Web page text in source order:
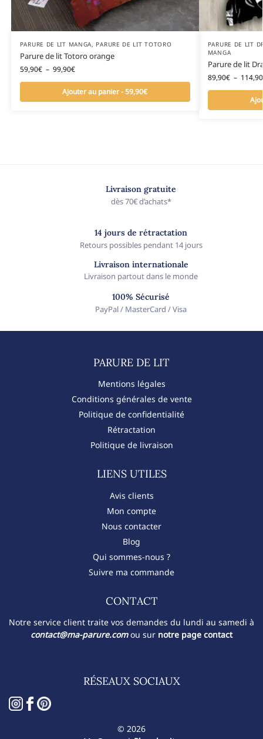
PARURE DE LIT MANGA, PARURE DE LIT TOTORO
Parure de lit Totoro orange
59,90€ – 99,90€
Ajouter au panier - 59,90€
PARURE DE LIT
MANGA
Parure de lit
89,90€ – 114,90
Livraison gratuite
dès 70€ d’achats*
14 jours de rétractation
Retours possibles pendant 14 jours
Livraison internationale
Livraison partout dans le monde
100% Sécurisé
PayPal / MasterCard / Visa
PARURE DE LIT​
Mentions légales
Conditions générales de vente
Politique de confidentialité
Rétractation
Politique de livraison
LIENS UTILES
Avis clients
Mon compte
Nous contacter
Blog
Qui sommes-nous ?
Suivre ma commande
CONTACT​
Notre service client traite vos demandes du lundi au samedi à
contact@ma-parure.comou sur notre page contact
RÉSEAUX SOCIAUX
© 2026